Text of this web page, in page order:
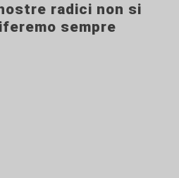
radici non si
sempre